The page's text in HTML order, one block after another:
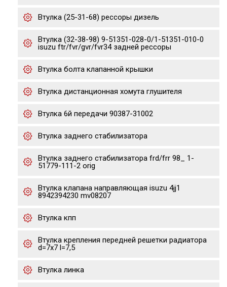
Втулка (25-31-68) рессоры дизель
Втулка (32-38-98) 9-51351-028-0/1-51351-010-0
isuzu ftr/fvr/gvr/fvr34 задней рессоры
Втулка болта клапанной крышки
Втулка дистанционная хомута глушителя
Втулка 6й передачи 90387-31002
Втулка заднего стабилизатора
Втулка заднего стабилизатора frd/frr 98_ 1-
51779-111-2 orig
Втулка клапана направляющая isuzu 4jj1
8942394230 mv08207
Втулка кпп
Втулка крепления передней решетки радиатора
d=7x7 l=7,5
Втулка линка